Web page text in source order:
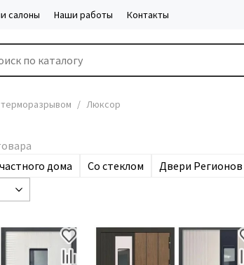
салоны Наши работы Контакты
Люксор
дома Со стеклом Двери Регионов